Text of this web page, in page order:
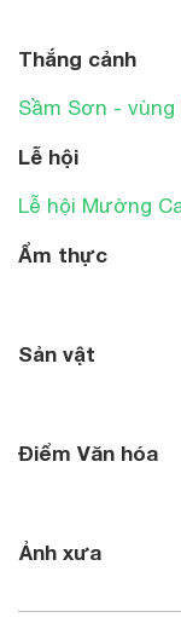
Thắng cảnh
Sầm Sơn -
Lễ hội
Lễ hội Mường
Ẩm thực
Sản vật
Điểm Văn hóa
Ảnh xưa